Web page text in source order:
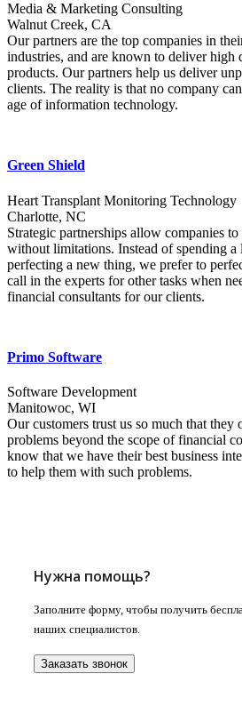
Media & Marketing Consulting
Walnut Creek, CA
Our partners are the top companies in
industries, and are known to deliver high
products. Our partners help us deliver
clients. The reality is that no company
age of information technology.
Green Shield
Heart Transplant Monitoring Technology
Charlotte, NC
Strategic partnerships allow companies
without limitations. Instead of spending
perfecting a new thing, we prefer to
call in the experts for other tasks when
financial consultants for our clients.
Primo Software
Software Development
Manitowoc, WI
Our customers trust us so much that they
problems beyond the scope of financial
know that we have their best business
to help them with such problems.
Нужна помощь?
Заполните форму, чтобы получить
наших специалистов.
Заказать звонок